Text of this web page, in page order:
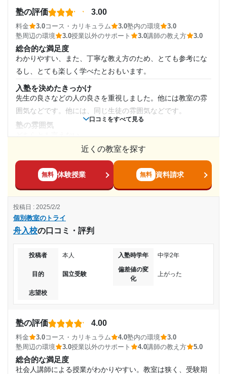
テストの点数が上がり、成績も上がった。加えて、学校
の授業で自信を持って挙手や発言、発表ができるように
なった。
志望校と合格状況
---
個別教室のトライ 姫路駅前校の口コミをもっと見る
夏期講習
通塾頻度
週3日
1時間～2時間未満
月額料金
20,001円〜30,000円
目的の達成度
目的の達成理由
た分野のある大学に進学することができました。
志望校と合格状況
個別教室のトライ 高岡校の口コミをもっと見る
講師の教え方
真剣に私に寄り添って教えてくれました。ですが、教え方が
あまり良くない講師の方もちょくちょくいたように感じま
す。
塾内の環境
仕切りもついていて自分の集中を切らすことはあまりなかっ
たので良かったです。
塾周辺の環境
いですし、人通りも少なくはないので安全に通えると思いま
授業以外のサポート
(相談・面談、家庭学習のサポート、授業以外のコミュニケーション等)
面談は定期的に行ってもらっていました。その時に講師の人
対応してくださいました。
利用詳細
入塾時の学年
受講コース
通年,春期講習,夏期講習
口コミをすべて見る
塾の評価 3.00
料金 3.0コース・カリキュラム 3.0塾内の環境
3.0
塾周辺の環境
3.0授業以外のサポート 3.0講師の教え方 3.0
総合的な満足度
わかりやすい、また、丁寧な教え方のため、とても参考にな
るし、とても楽しく学べたとおもいます。
入塾を決めたきっかけ
先生の良さなどの人の良さを重視しました。他には教室の雰
囲気などです。他には、同じ生徒の雰囲気などです。
塾の雰囲気
少し高いが、それなりの教育を受けられたので良かったので
はないかとおもいます。勉強する上で環境めちゃくちゃだい
じ
とてもよかった私の勉強のペースにとても合っていてよかっ
たです。友達とも話しながら作業できるのでよかったでさ。
講師の教え方
だった。とてもとてもよかった。
塾内の環境
暑い時もあったし、冬も寒かったりと当日の設備は正直足り
なかった。設備が悪いように感じた。
自転車で行ける距離だったのでとても通いやすいなと思っ
た。とてもとてもよかった思いまた通いたいと思った。
授業以外のサポート
(相談・面談、家庭学習のサポート、授業以外のコミュニケーション等)
楽しいし、周りの子達と友達になれたことで塾を行くのが早
近くの教室を探す
無料 体験授業 無料 資料請求
個別教室のトライ
舟入校の口コミ・評判
投稿日 : 2025/2/2
投稿者 本人 入塾時学年 中学2年
目的 国立受験
偏差値の変
化
上がった
志望校
塾の評価 4.00
料金 3.0コース・カリキュラム 4.0塾内の環境
3.0
塾周辺の環境
3.0授業以外のサポート 4.0講師の教え方 5.0
総合的な満足度
社会人講師による授業がわかりやすい。教室は狭く、受験期